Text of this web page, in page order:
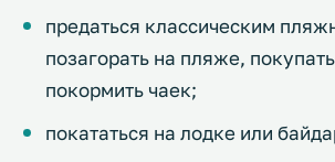
предаться классическим
позагорать на пляже,
покормить чаек;
покататься на лодке или